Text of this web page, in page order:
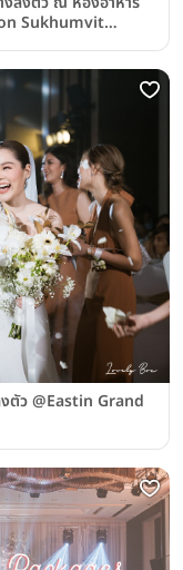
Sukhumvit
ตัว @Eastin Grand